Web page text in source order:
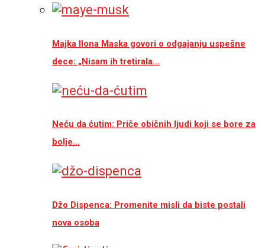
Majka Ilona Maska govori o odgajanju uspešne
dece: „Nisam ih tretirala…
Neću da ćutim: Priče običnih ljudi koji se bore za
bolje…
Džo Dispenca: Promenite misli da biste postali
nova osoba